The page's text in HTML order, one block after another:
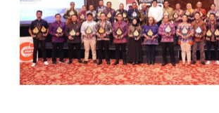
JAMBI
WN
SULTRA